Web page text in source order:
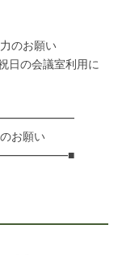
のお願い
日の会議室利用に
お願い